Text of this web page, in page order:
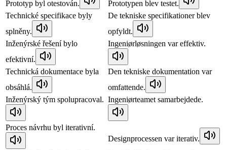
Prototyp byl otestován.
Prototypen blev testet.
Technické specifikace byly
splněny.
De tekniske specifikationer blev
opfyldt.
Inženýrské řešení bylo
efektivní.
Ingeniørløsningen var effektiv.
Technická dokumentace byla
obsáhlá.
Den tekniske dokumentation var
omfattende.
Inženýrský tým spolupracoval. Ingeniørteamet samarbejdede.
Proces návrhu byl iterativní.
Designprocessen var iterativ.